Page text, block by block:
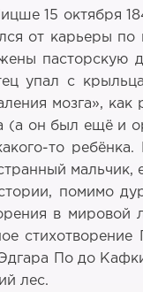
15 октября
от карьеры по
пасторскую
упал с
мозга»,
(а он был ещё и
то
помимо
в мировой
По до
лес.